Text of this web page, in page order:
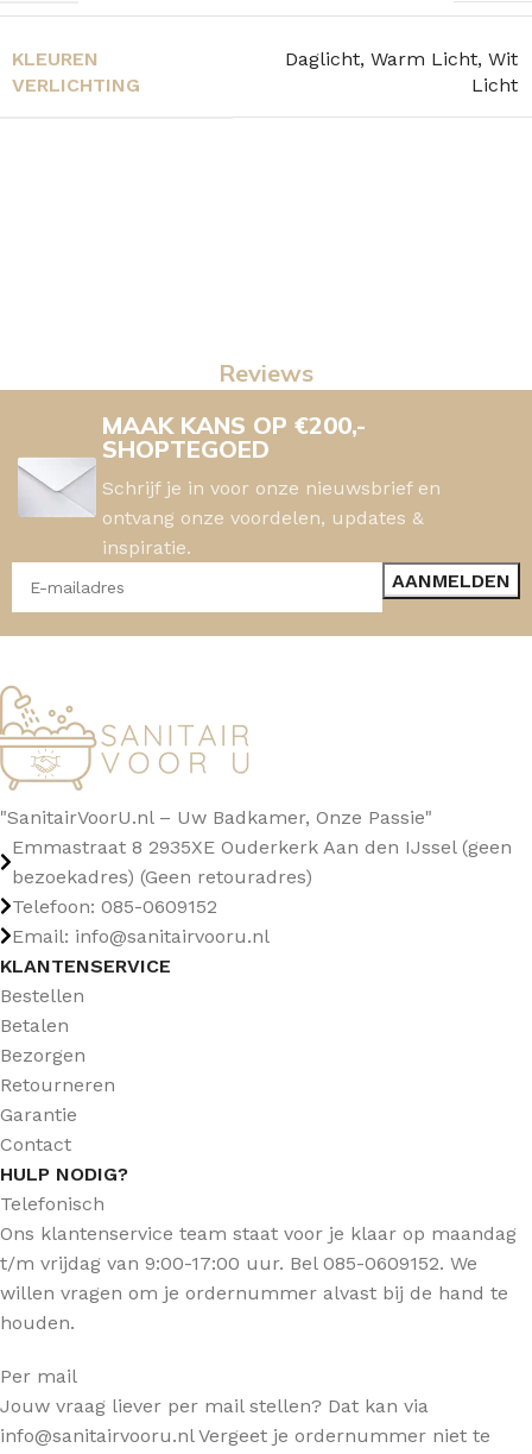
KLEUREN
VERLICHTING
Daglicht, Warm Licht, Wit
Licht
Reviews
MAAK KANS OP €200,-
SHOPTEGOED
Schrijf je in voor onze nieuwsbrief en
ontvang onze voordelen, updates &
inspiratie.
"SanitairVoorU.nl – Uw Badkamer, Onze Passie"
Emmastraat 8 2935XE Ouderkerk Aan den IJssel (geen
bezoekadres) (Geen retouradres)
Telefoon: 085-0609152
Email: info@sanitairvooru.nl
KLANTENSERVICE
Bestellen
Betalen
Bezorgen
Retourneren
Garantie
Contact
HULP NODIG?
Telefonisch
Ons klantenservice team staat voor je klaar op maandag
t/m vrijdag van 9:00-17:00 uur. Bel 085-0609152. We
willen vragen om je ordernummer alvast bij de hand te
houden.
Per mail
Jouw vraag liever per mail stellen? Dat kan via
info@sanitairvooru.nl Vergeet je ordernummer niet te